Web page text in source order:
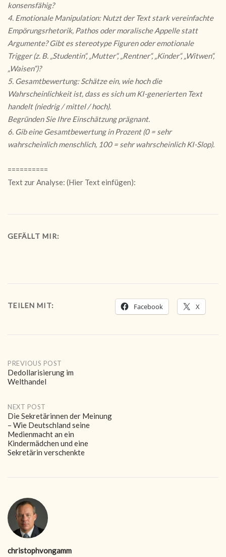
konsensfähig?
4. Emotionale Manipulation: Nutzt der Text stark vereinfachte
Empörungsrhetorik, Pathos oder moralische Appelle statt
Argumente? Gibt es stereotype Figuren oder emotionale
Trigger (z. B. „Studentin“, „Mutter“, „Rentner“, „Kinder“, „Witwen“,
„Waisen“)?
5. Gesamtbewertung: Schätze ein, wie hoch die
Wahrscheinlichkeit ist, dass es sich um KI-generierten Text
handelt (niedrig / mittel / hoch).
Begründen Sie Ihre Einschätzung prägnant.
6. Gib eine Gesamtbewertung in Prozent (0 = sehr
wahrscheinlich menschlich, 100 = sehr wahrscheinlich KI-Slop).
==========
Text zur Analyse: (Hier Text einfügen):
GEFÄLLT MIR:
TEILEN MIT: Facebook X
Post
navigation
PREVIOUS POST
Dedollarisierung im
Welthandel
NEXT POST
Die Sekretärinnen der Meinung
– Wie Deutschland seine
Medienmacht an ein
Kindermädchen und eine
Sekretärin verschenkte
christophvongamm